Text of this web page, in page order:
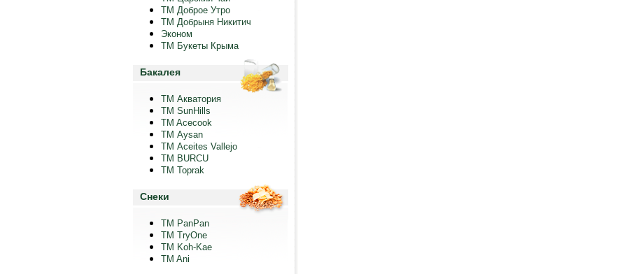
ТМ Доброе Утро
ТМ Добрыня Никитич
Эконом
ТМ Букеты Крыма
Бакалея
ТМ Акватория
ТМ SunHills
TM Acecook
ТМ Aysan
ТМ Aceites Vallejo
TM BURCU
TM Toprak
Снеки
TM PanPan
ТМ TryOne
ТМ Koh-Kae
TM Ani